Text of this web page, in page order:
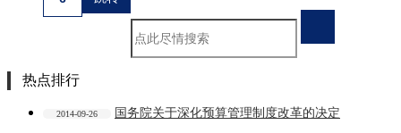
热点排行
2014-09-26 国务院关于深化预算管理制度改革的决定